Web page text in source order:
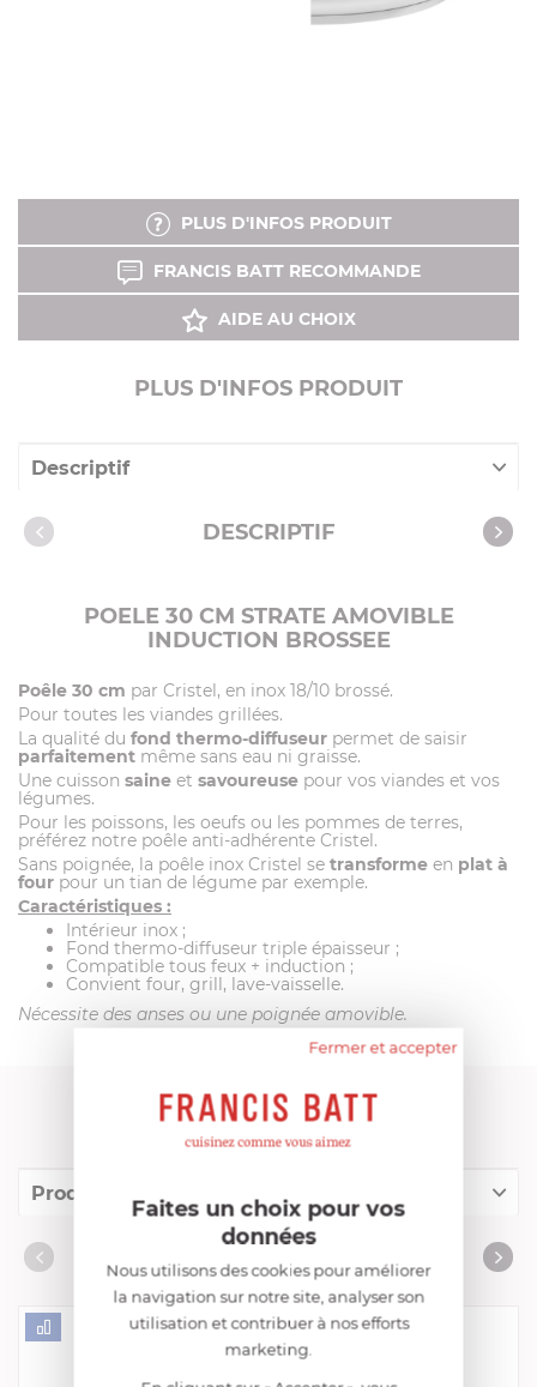
PLUS D'INFOS PRODUIT
FRANCIS BATT RECOMMANDE
AIDE AU CHOIX
PLUS D'INFOS PRODUIT
Descriptif
Caractéristiques
DESCRIPTIF
POELE 30 CM STRATE AMOVIBLE
INDUCTION BROSSEE
Poêle 30 cm par Cristel, en inox 18/10 brossé.
Pour toutes les viandes grillées.
La qualité du fond thermo-diffuseur permet de saisir
parfaitement même sans eau ni graisse.
Une cuisson saine et savoureuse pour vos viandes et vos
légumes.
Pour les poissons, les oeufs ou les pommes de terres,
préférez notre poêle anti-adhérente Cristel.
Sans poignée, la poêle inox Cristel se transforme en plat à
four pour un tian de légume par exemple.
Caractéristiques :
Intérieur inox ;
Fond thermo-diffuseur triple épaisseur ;
Compatible tous feux + induction ;
Convient four, grill, lave-vaisselle.
Nécessite des anses ou une poignée amovible.
FRANCIS BATT RECOMMANDE
Produits conseillés
Consommables complémentaires
Livres de cuisine
PRODUITS CONSEILLÉS
Fermer et accepter
Faites un choix pour vos
données
Nous utilisons des cookies pour améliorer
la navigation sur notre site, analyser son
utilisation et contribuer à nos efforts
marketing.